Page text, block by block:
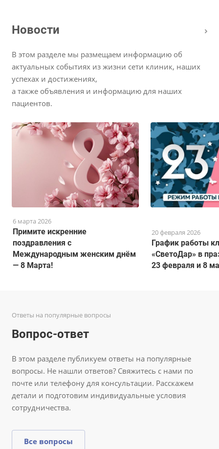
Новости
В этом разделе мы размещаем информацию об
актуальных событиях из жизни сети клиник, наших
успехах и достижениях,
а также объявления и информацию для наших
пациентов.
Примите искренние
поздравления с
Международным женским днём
— 8 Марта!
6 марта 2026
График работы
«СветоДар» в
23 февраля и 8
20 февраля 2026
Ответы на популярные вопросы
Вопрос-ответ
В этом разделе публикуем ответы на популярные
вопросы. Не нашли ответов? Свяжитесь с нами по
почте или телефону для консультации. Расскажем
детали и подготовим индивидуальные условия
сотрудничества.
Все вопросы